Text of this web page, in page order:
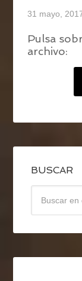
31 mayo,
Pulsa
archivo:
BUSCAR